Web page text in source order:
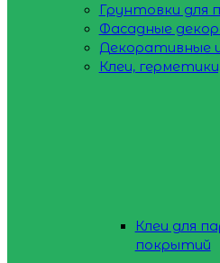
Грунтовки для
Фасадные
Декоративные
Клеи,
Клеи для
покрытий